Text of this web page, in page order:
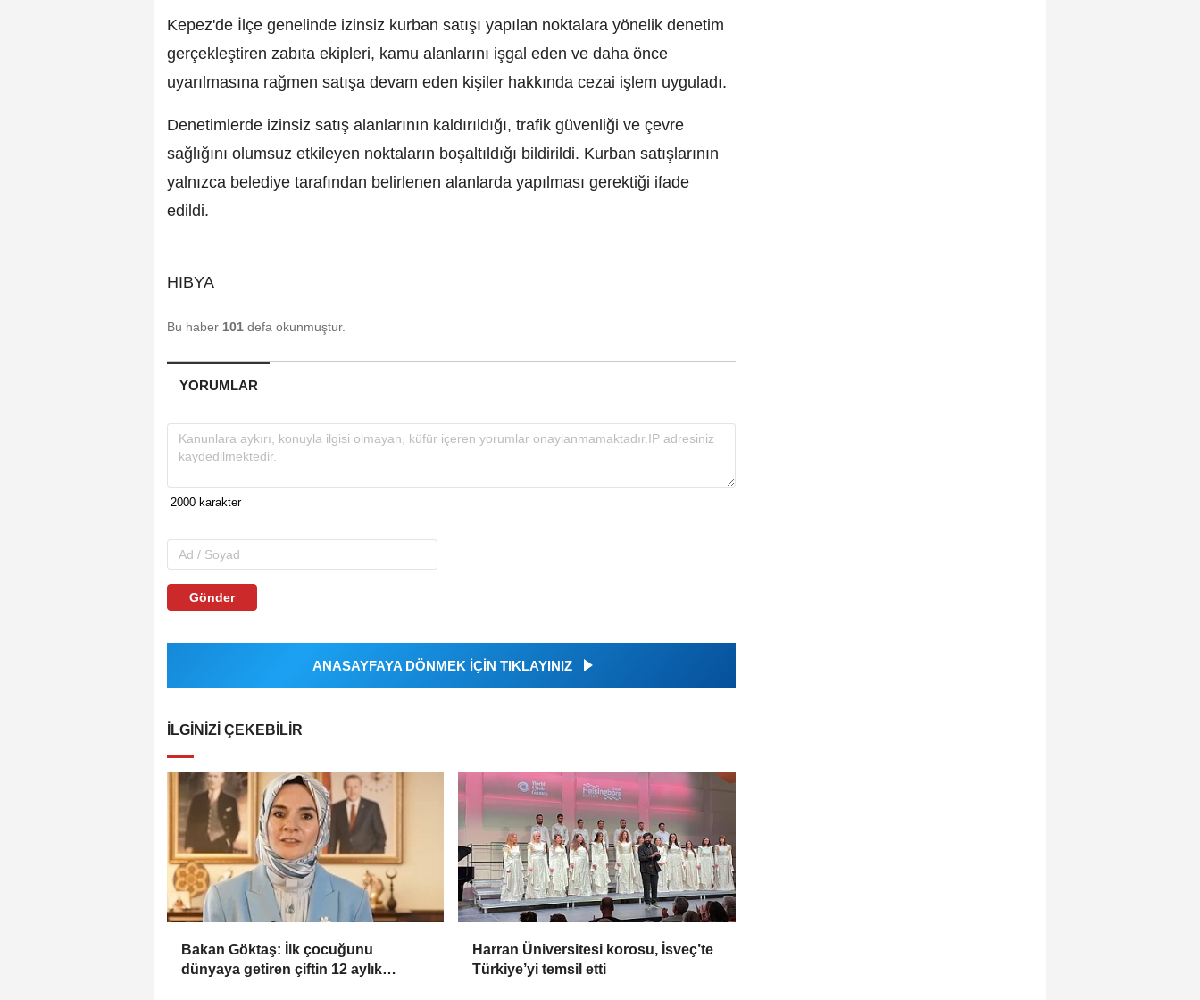
Kepez'de İlçe genelinde izinsiz kurban satışı yapılan noktalara yönelik denetim
gerçekleştiren zabıta ekipleri, kamu alanlarını işgal eden ve daha önce
uyarılmasına rağmen satışa devam eden kişiler hakkında cezai işlem uyguladı.
Denetimlerde izinsiz satış alanlarının kaldırıldığı, trafik güvenliği ve çevre
sağlığını olumsuz etkileyen noktaların boşaltıldığı bildirildi. Kurban satışlarının
yalnızca belediye tarafından belirlenen alanlarda yapılması gerektiği ifade
edildi.
HIBYA
Bu haber 101 defa okunmuştur.
YORUMLAR
Gönder
ANASAYFAYA DÖNMEK İÇİN TIKLAYINIZ
İLGINIZI ÇEKEBILIR
Bakan Göktaş: İlk çocuğunu
dünyaya getiren çiftin 12 aylık
Harran Üniversitesi korosu, İsveç’te
Türkiye’yi temsil etti